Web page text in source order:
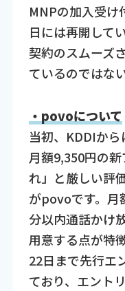
MNPの加入受け
日には再開して
契約のスムーズ
ているのではな
・povoについて
当初、KDDIか
月額9,350円の
れ」と厳しい評
がpovoです。月
分以内通話かけ
用意する点が特
22日まで先行エ
ており、エント